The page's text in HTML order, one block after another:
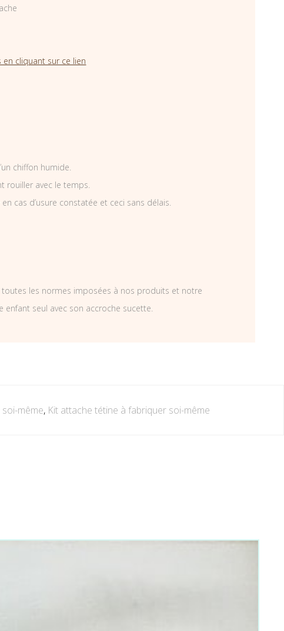
en cliquant sur ce lien
chiffon humide.
rouiller avec le temps.
cas d’usure constatée et ceci sans délais.
les normes imposées à nos produits et notre
seul avec son accroche sucette.
même, Kit attache tétine à fabriquer soi-même